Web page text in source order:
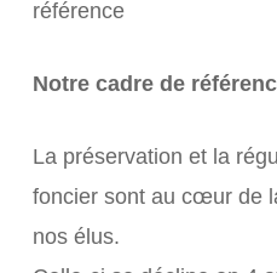
référence
Notre cadre de
La préservation et la
foncier sont au cœur de
nos élus.